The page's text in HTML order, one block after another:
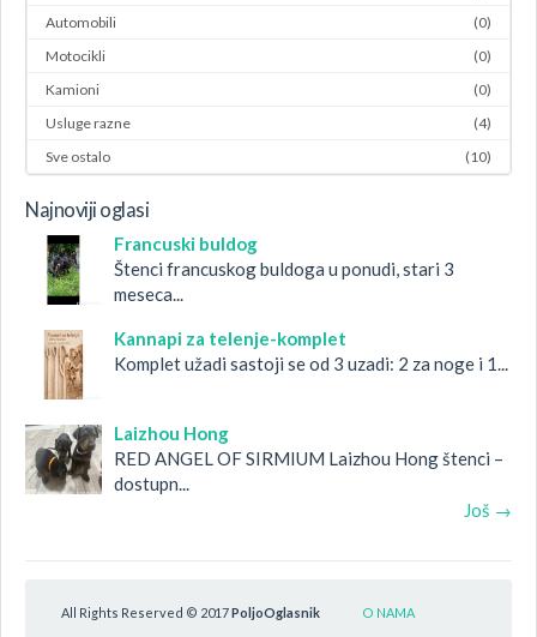
Automobili
(0)
Motocikli
(0)
Kamioni
(0)
Usluge razne
(4)
Sve ostalo
(10)
Najnoviji oglasi
Francuski buldog
Štenci francuskog buldoga u ponudi, stari 3
meseca...
Kannapi za telenje-komplet
Komplet užadi sastoji se od 3 uzadi: 2 za noge i 1...
Laizhou Hong
RED ANGEL OF SIRMIUM Laizhou Hong štenci –
dostupn...
Još →
All Rights Reserved © 2017PoljoOglasnik O NAMA